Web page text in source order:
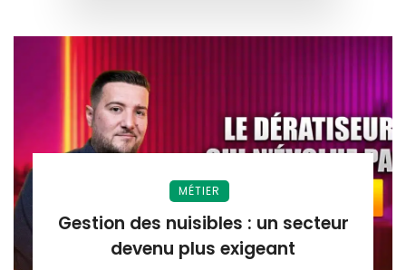
MÉTIER
Gestion des nuisibles : un secteur
devenu plus exigeant